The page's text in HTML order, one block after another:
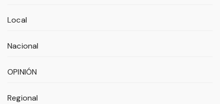
Local
Nacional
OPINIÓN
Regional